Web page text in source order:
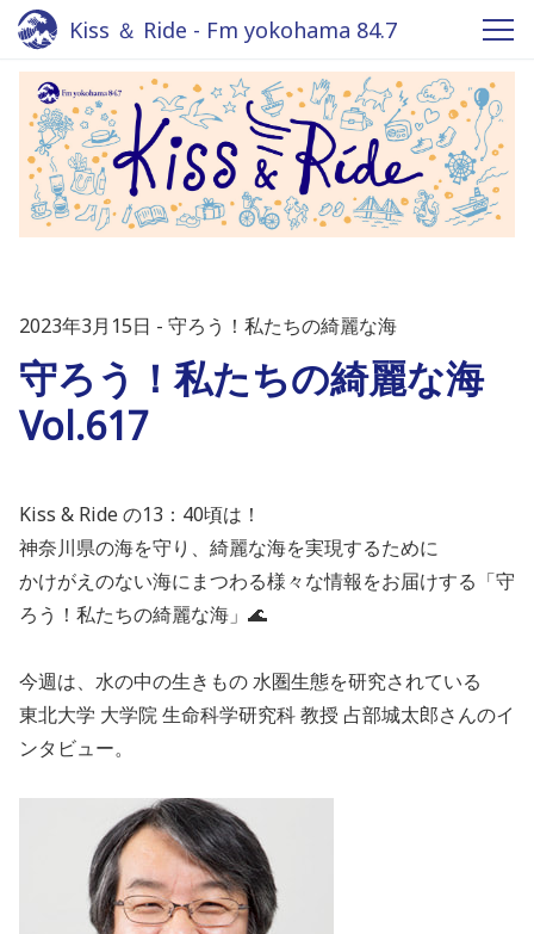
Kiss ＆ Ride - Fm yokohama 84.7
2023年3月15日 守ろう！私たちの綺麗な海
守ろう！私たちの綺麗な海
Vol.617
Kiss & Ride の13：40頃は！
神奈川県の海を守り、綺麗な海を実現するために
かけがえのない海にまつわる様々な情報をお届けする「守
ろう！私たちの綺麗な海」🌊
今週は、水の中の生きもの 水圏生態を研究されている
東北大学 大学院 生命科学研究科 教授 占部城太郎さんのイ
ンタビュー。